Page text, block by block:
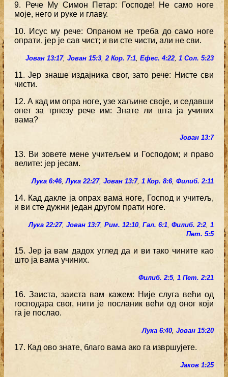
9. Рече Му Симон Петар: Господе! Не само ноге
моје, него и руке и главу.
10. Исус му рече: Опраном не треба до само ноге
опрати, јер је сав чист; и ви сте чисти, али не сви.
Јован 13:17, Јован 15:3,2 Кор. 7:1, Ефес. 4:22, 1 Сол. 5:23
11. Јер знаше издајника свог, зато рече: Нисте сви
чисти.
12. А кад им опра ноге, узе хаљине своје, и седавши
опет за трпезу рече им: Знате ли шта ја учиних
вама?
Јован 13:7
13. Ви зовете мене учитељем и Господом; и право
велите: јер јесам.
Лука 6:46,Лука 22:27, Јован 13:7, 1 Кор. 8:6, Филиб. 2:11
14. Кад дакле ја опрах вама ноге, Господ и учитељ,
и ви сте дужни један другом прати ноге.
Лука 22:27, Јован 13:7, Рим. 12:10, Гал. 6:1, Филиб. 2:2, 1
Пет. 5:5
15. Јер ја вам дадох углед да и ви тако чините као
што ја вама учиних.
Филиб. 2:5, 1 Пет. 2:21
16. Заиста, заиста вам кажем: Није слуга већи од
господара свог, нити је посланик већи од оног који
га је послао.
Лука 6:40, Јован 15:20
17. Кад ово знате, благо вама ако га извршујете.
Јаков 1:25